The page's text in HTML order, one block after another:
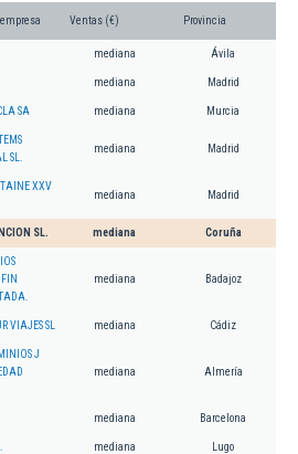
Ventas (€) Provincia
mediana Ávila
mediana Madrid
SA mediana Murcia
SL.
mediana Madrid
XXV
mediana Madrid
SL. mediana Coruña
mediana Badajoz
VIAJES SL mediana Cádiz
J
mediana Almería
mediana Barcelona
mediana Lugo